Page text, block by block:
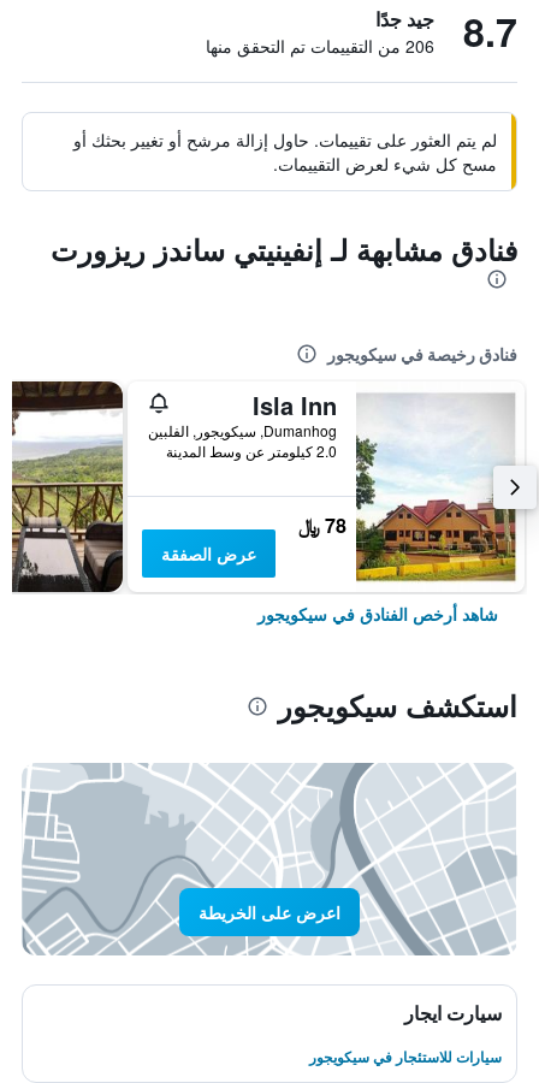
8.7 جيد جدًا
206 من التقييمات تم التحقق منها
لم يتم العثور على تقييمات. حاول إزالة مرشح أو تغيير بحثك أو
مسح كل شيء لعرض التقييمات.
فنادق مشابهة لـ إنفينيتي ساندز ريزورت
فنادق رخيصة في سيكويجور
Isla Inn
Dumanhog, سيكويجور, الفلبين
2.0 كيلومتر عن وسط المدينة
78 ﷼
عرض الصفقة
شاهد أرخص الفنادق في سيكويجور
استكشف سيكويجور
اعرض على الخريطة
سيارت ايجار
سيارات للاستئجار في سيكويجور